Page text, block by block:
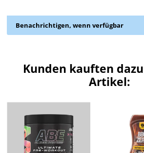
Benachrichtigen, wenn verfügbar
Kunden kauften
Artikel: